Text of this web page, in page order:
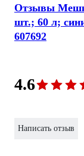
Отзывы
шт.; 60 л;
607692
4.6
Написать отзыв